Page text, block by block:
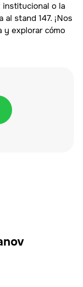
institucional o la
stand 147. ¡Nos
y explorar cómo